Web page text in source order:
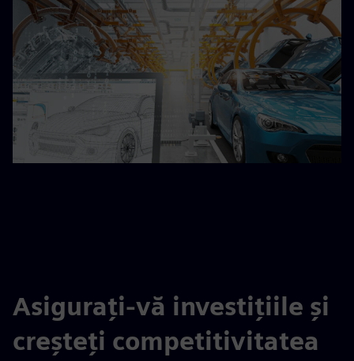
Asiguraţi-vă investiţiile şi
creşteţi competitivitatea